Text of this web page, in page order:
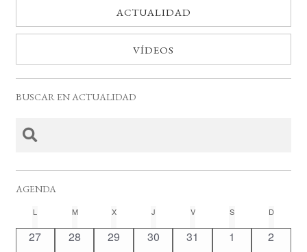
ACTUALIDAD
VÍDEOS
BUSCAR EN ACTUALIDAD
AGENDA
a
L MMARTES XMIÉRCOLES
J VVIERNES SSÁBADO D
0
27
0
28
0
29
0
30
0
31
0
1
0
2